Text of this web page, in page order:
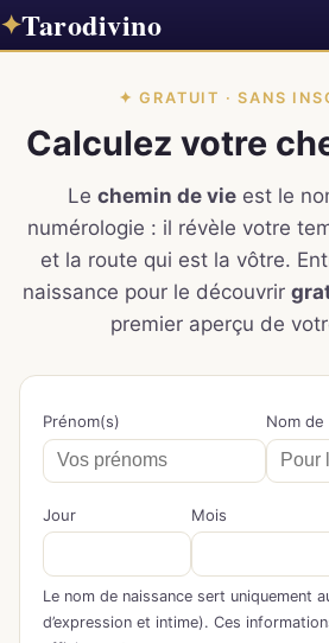
✦Tarodivino
✦ GRATUIT · SANS
Calculez votre
Le chemin de vie est le
numérologie : il révèle votre
et la route qui est la vôtre.
naissance pour le découvrir
premier aperçu de
Prénom(s) Nom de
Jour Mois
Le nom de naissance sert uniquement
d’expression et intime). Ces